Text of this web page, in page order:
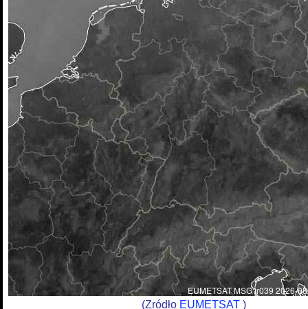
(Zródło EUMETSAT )